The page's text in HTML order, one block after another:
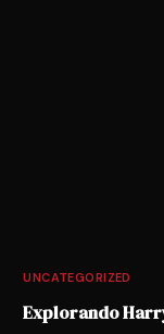
UNCATEGORIZED
Explorando